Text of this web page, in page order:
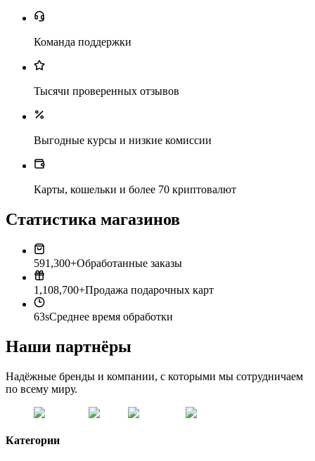
Команда поддержки
Тысячи проверенных отзывов
Выгодные курсы и низкие комиссии
Карты, кошельки и более 70 криптовалют
Статистика магазинов
591,300+Обработанные заказы
1,108,700+Продажа подарочных карт
63sСреднее время обработки
Наши партнёры
Надёжные бренды и компании, с которыми мы сотрудничаем
по всему миру.
Категории